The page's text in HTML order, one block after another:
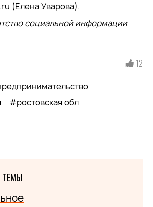
(Елена Уварова).
социальной информации
12
#ростовская обл